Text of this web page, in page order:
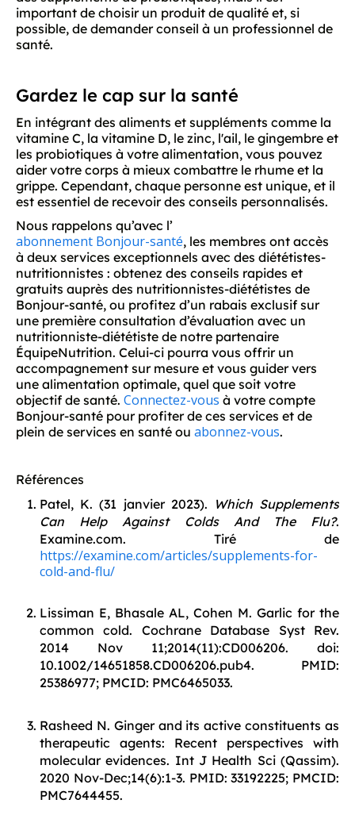
important de choisir un produit de qualité et, si
possible, de demander conseil à un professionnel de
santé.
Gardez le cap sur la santé
En intégrant des aliments et suppléments comme la
vitamine C, la vitamine D, le zinc, l'ail, le gingembre et
les probiotiques à votre alimentation, vous pouvez
aider votre corps à mieux combattre le rhume et la
grippe. Cependant, chaque personne est unique, et il
est essentiel de recevoir des conseils personnalisés.
Nous rappelons qu’avec l’
abonnement Bonjour-santé, les membres ont accès
à deux services exceptionnels avec des diététistes-
nutritionnistes : obtenez des conseils rapides et
gratuits auprès des nutritionnistes-diététistes de
Bonjour-santé, ou profitez d’un rabais exclusif sur
une première consultation d’évaluation avec un
nutritionniste-diététiste de notre partenaire
ÉquipeNutrition. Celui-ci pourra vous offrir un
accompagnement sur mesure et vous guider vers
une alimentation optimale, quel que soit votre
objectif de santé. Connectez-vous à votre compte
Bonjour-santé pour profiter de ces services et de
plein de services en santé ou abonnez-vous.
Références
Patel, K. (31 janvier 2023). Which Supplements
Can Help Against Colds And The Flu?.
Examine.com. Tiré de
https://examine.com/articles/supplements-for-
cold-and-flu/
Lissiman E, Bhasale AL, Cohen M. Garlic for the
common cold. Cochrane Database Syst Rev.
2014 Nov 11;2014(11):CD006206. doi:
10.1002/14651858.CD006206.pub4. PMID:
25386977; PMCID: PMC6465033.
Rasheed N. Ginger and its active constituents as
therapeutic agents: Recent perspectives with
molecular evidences. Int J Health Sci (Qassim).
2020 Nov-Dec;14(6):1-3. PMID: 33192225; PMCID:
PMC7644455.